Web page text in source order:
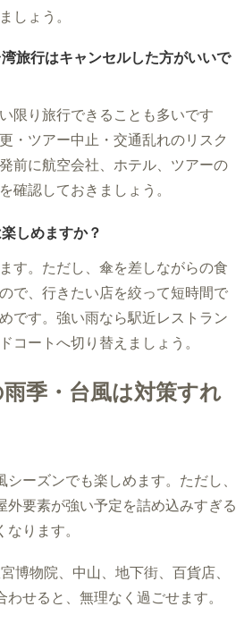
しょう。
旅行はキャンセルした方がいいで
限り旅行できることも多いです
・ツアー中止・交通乱れのリスク
前に航空会社、ホテル、ツアーの
確認しておきましょう。
しめますか？
す。ただし、傘を差しながらの食
で、行きたい店を絞って短時間で
です。強い雨なら駅近レストラン
コートへ切り替えましょう。
季・台風は対策すれ
ーズンでも楽しめます。ただし、
外要素が強い予定を詰め込みすぎる
ります。
博物院、中山、地下街、百貨店、
せると、無理なく過ごせます。